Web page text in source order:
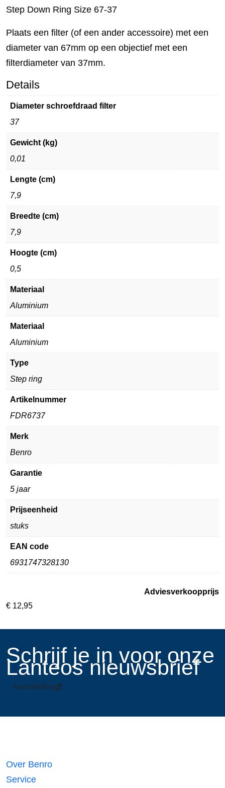
Step Down Ring Size 67-37
Plaats een filter (of een ander accessoire) met een
diameter van 67mm op een objectief met een
filterdiameter van 37mm.
Details
Diameter schroefdraad filter
37
Gewicht (kg)
0,01
Lengte (cm)
7,9
Breedte (cm)
7,9
Hoogte (cm)
0,5
Materiaal
Aluminium
Materiaal
Aluminium
Type
Step ring
Artikelnummer
FDR6737
Merk
Benro
Garantie
5 jaar
Prijseenheid
stuks
EAN code
6931747328130
Adviesverkoopprijs
€ 12,95
​Schrijf je in voor onze
Lanteos nieuwsbrief
Aanmelden
Over Benro
Service